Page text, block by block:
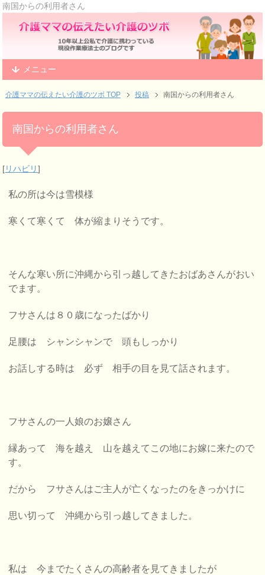
南国からの利用者さん
メニュー
介護ママの伝えたい介護のツボ TOP 投稿 南国からの利用者さん
南国からの利用者さん
[リハビリ]
私の所は今は雪模様
寒くて寒くて 体が縮まりそうです。
そんな寒い所に沖縄から引っ越してきたおばあさんがおい
でます。
フサさんは８０歳になったばかり
足腰は シャンシャンで 頭もしっかり
お話しする時は 必ず 相手の目を見て話されます。
フサさんの一人娘のお嬢さん
縁あって 海を越え 山を越えてこの地にお嫁に来たので
す。
だから フサさんはご主人が亡くなったのをきっかけに
思い切って 沖縄から引っ越してきました。
私は 今までたくさんの高齢者を見てきましたが